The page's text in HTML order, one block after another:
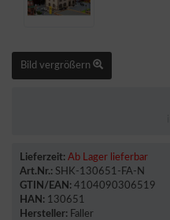
Bild vergrößern
Lieferzeit: Ab Lager lieferbar
Art.Nr.: SHK-130651-FA-N
GTIN/EAN: 4104090306519
HAN: 130651
Hersteller: Faller